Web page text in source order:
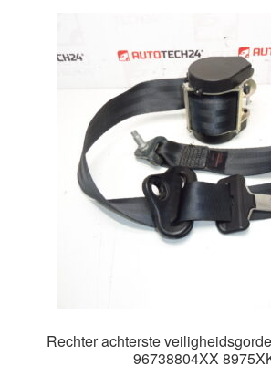
Rechter achterste
96738804XX